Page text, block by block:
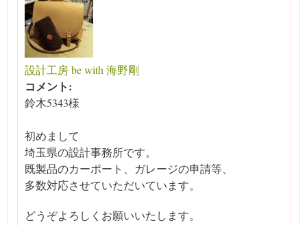
設計工房 be with 海野剛
コメント:
鈴木5343様
初めまして
埼玉県の設計事務所です。
既製品のカーポート、ガレージの申請等、
多数対応させていただいています。
どうぞよろしくお願いいたします。